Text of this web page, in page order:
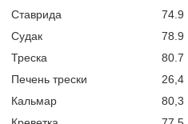
Cтаврида
74.9
Судак
78.9
Треска
80.7
Печень трески
26,4
Кальмар
80,3